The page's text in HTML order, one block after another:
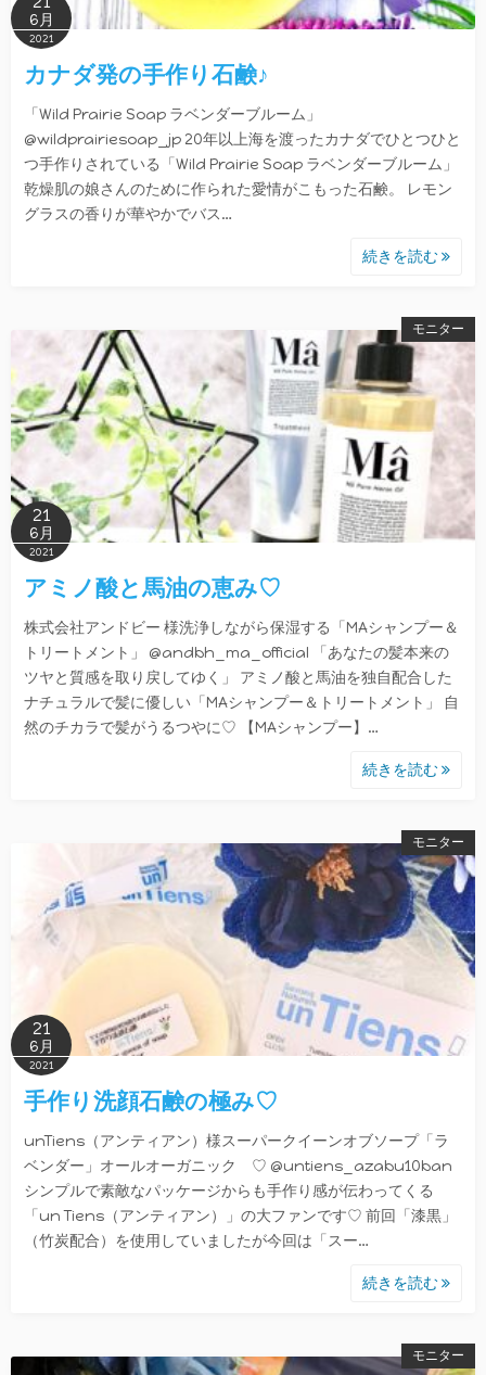
6月
2021
カナダ発の手作り石鹸♪
「Wild Prairie Soap ラベンダーブルーム」
@wildprairiesoap_jp 20年以上海を渡ったカナダでひとつひと
つ手作りされている「Wild Prairie Soap ラベンダーブルーム」
乾燥肌の娘さんのために作られた愛情がこもった石鹸。 レモン
グラスの香りが華やかでバス…
続きを読む
モニター
21
6月
2021
アミノ酸と馬油の恵み♡
株式会社アンドビー 様洗浄しながら保湿する「MAシャンプー＆
トリートメント」 @andbh_ma_official 「あなたの髪本来の
ツヤと質感を取り戻してゆく」 アミノ酸と馬油を独自配合した
ナチュラルで髪に優しい「MAシャンプー＆トリートメント」 自
然のチカラで髪がうるつやに♡ 【MAシャンプー】…
続きを読む
モニター
21
6月
2021
手作り洗顔石鹸の極み♡
unTiens（アンティアン）様スーパークイーンオブソープ「ラ
ベンダー」オールオーガニック ♡ @untiens_azabu10ban
シンプルで素敵なパッケージからも手作り感が伝わってくる
「un Tiens（アンティアン）」の大ファンです♡ 前回「漆黒」
（竹炭配合）を使用していましたが今回は「スー…
続きを読む
モニター